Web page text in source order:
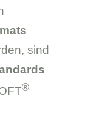
sind
®